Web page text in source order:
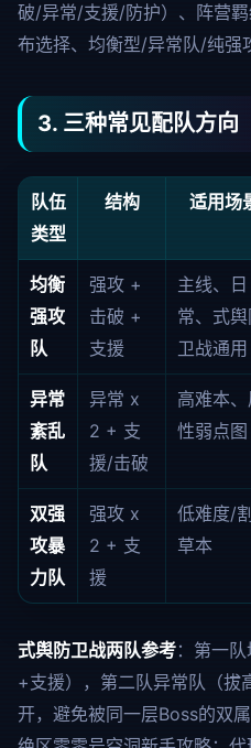
破/异常/支援/防护）、阵营
布选择、均衡型/异常队/纯强
3. 三种常见配队方向
队伍
类型
结构 适用场
均衡
强攻
队
强攻 +
击破 +
支援
主线、日
常、式
卫战通用
异常
紊乱
队
异常 x
2 + 支
援/击破
高难本、
性弱点图
双强
攻暴
力队
强攻 x
2 + 支
援
低难度/割
草本
式舆防卫战两队参考：第一
+支援），第二队异常队（拔
开，避免被同一层Boss的双属